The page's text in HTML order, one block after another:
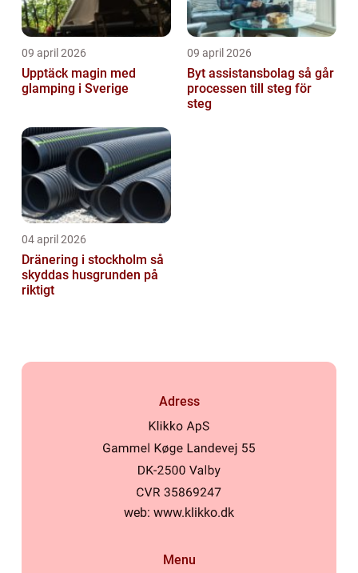
09 april 2026
Upptäck magin med
glamping i Sverige
09 april 2026
Byt assistansbolag så går
processen till steg för
steg
04 april 2026
Dränering i stockholm så
skyddas husgrunden på
riktigt
Adress
web: www.klikko.dk
Menu